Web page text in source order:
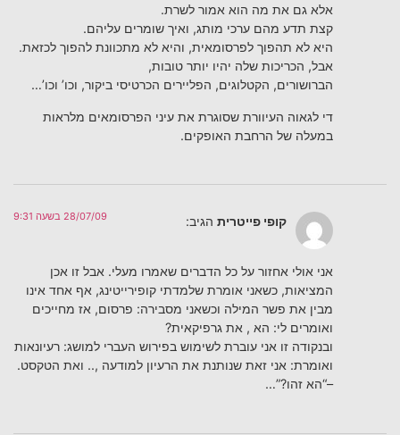
אלא גם את מה הוא אמור לשרת.
קצת תדע מהם ערכי מותג, ואיך שומרים עליהם.
היא לא תהפוך לפרסומאית, והיא לא מתכוונת להפוך לכזאת.
אבל, הכריכות שלה יהיו יותר טובות,
הברושורים, הקטלוגים, הפליירים הכרטיסי ביקור, וכו’ וכו’…
די לגאוה העיוורת שסוגרת את עיני הפרסומאים מלראות
במעלה של הרחבת האופקים.
קופי פייטרית הגיב: 28/07/09 בשעה 9:31
אני אולי אחזור על כל הדברים שאמרו מעלי. אבל זו אכן
המציאות, כשאני אומרת שלמדתי קופירייטינג, אף אחד אינו
מבין את פשר המילה וכשאני מסבירה: פרסום, אז מחייכים
ואומרים לי: הא , את גרפיקאית?
ובנקודה זו אני עוברת לשימוש בפירוש העברי למושג: רעיונאות
ואומרת: אני זאת שנותנת את הרעיון למודעה ,.. ואת הטקסט.
–“הא זהו?”…